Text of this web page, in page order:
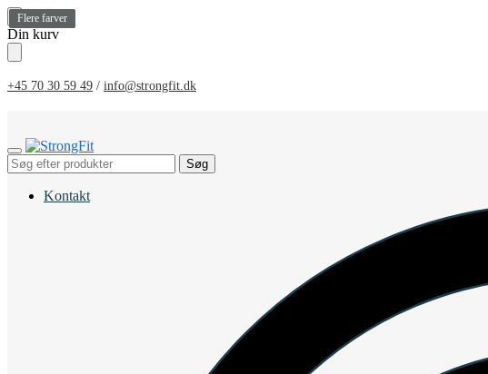
Skip
to
navigation
Skip
to
content
Din kurv
+45 70 30 59 49 / info@strongfit.dk
Søg
efter:
Søg
Kontakt
Flere farver
Flere farver
Flere farver
Flere farver